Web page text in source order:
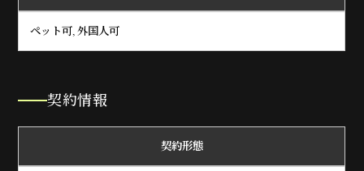
ペット可, 外国人可
契約情報
契約形態